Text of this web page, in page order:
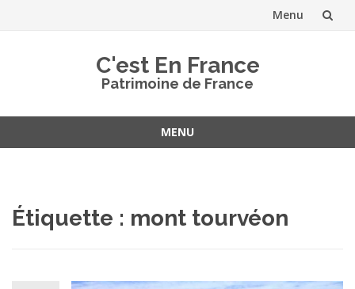
Menu
C'est En France
Patrimoine de France
MENU
Étiquette : mont tourvéon